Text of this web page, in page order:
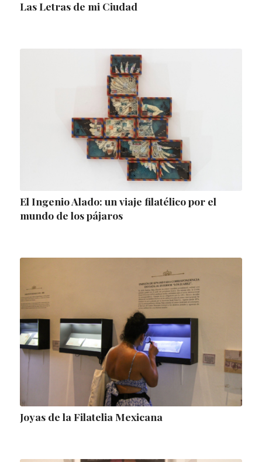
Las Letras de mi Ciudad
El Ingenio Alado: un viaje filatélico por el
mundo de los pájaros
Joyas de la Filatelia Mexicana